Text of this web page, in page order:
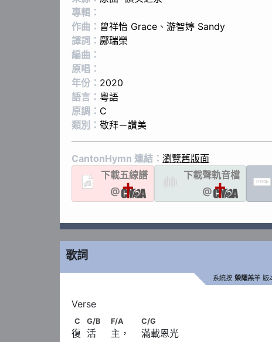
專輯：
作曲： 曾祥怡 Grace 、 游智婷 Sandy
譯詞： 鄺瑞榮
編曲：
原唱：
年份： 2020
語言： 粵語
原調： C
類別： 敬拜－讚美
CantonHymn 連結： 瀏覽舊版面
下載五線譜
@
下載聲軌音檔
@
LYRIC
歌詞
系統按 榮耀羔羊 版
C　            G/B　                              F/A　
C G/B F/A C/G
復  活     主，    滿載恩光